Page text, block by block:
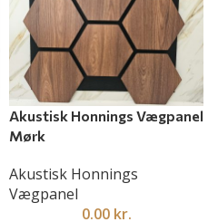
Akustisk Honnings Vægpanel
Mørk
Akustisk Honnings
Vægpanel
0.00 kr.